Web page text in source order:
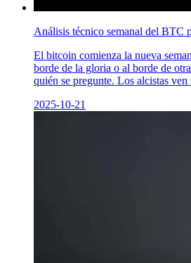
Análisis técnico semanal del BTC
El bitcoin comienza la nueva
borde de la gloria o al borde de
quién se pregunte. Los alcistas ven
2025-10-21